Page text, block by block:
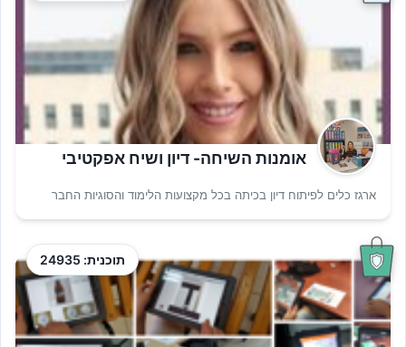
אומנות השיחה- דיון ושיח אפקטיבי
ארגז כלים לפיתוח דיון בכיתה בכל מקצועות הלימוד והסוגיות החבר
תוכנית: 24935